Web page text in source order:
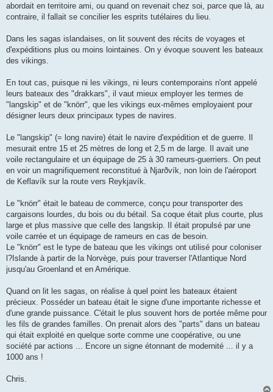
abordait en territoire ami, ou quand on revenait chez soi, parce que là, au
contraire, il fallait se concilier les esprits tutélaires du lieu.
Dans les sagas islandaises, on lit souvent des récits de voyages et
d'expéditions plus ou moins lointaines. On y évoque souvent les bateaux
des vikings.
En tout cas, puisque ni les vikings, ni leurs contemporains n'ont appelé
leurs bateaux des "drakkars", il vaut mieux employer les termes de
"langskip" et de "knörr", que les vikings eux-mêmes employaient pour
désigner leurs deux principaux types de navires.
Le "langskip" (= long navire) était le navire d'expédition et de guerre. Il
mesurait entre 15 et 25 mètres de long et 2,5 m de large. Il avait une
voile rectangulaire et un équipage de 25 à 30 rameurs-guerriers. On peut
en voir un magnifiquement reconstitué à Njarðvík, non loin de l'aéroport
de Keflavík sur la route vers Reykjavík.
Le "knörr" était le bateau de commerce, conçu pour transporter des
cargaisons lourdes, du bois ou du bétail. Sa coque était plus courte, plus
large et plus massive que celle des langskip. Il était propulsé par une
voile carrée et un équipage de rameurs en cas de besoin.
Le "knörr" est le type de bateau que les vikings ont utilisé pour coloniser
l?Islande à partir de la Norvège, puis pour traverser l'Atlantique Nord
jusqu'au Groenland et en Amérique.
Quand on lit les sagas, on réalise à quel point les bateaux étaient
précieux. Posséder un bateau était le signe d'une importante richesse et
d'une grande puissance. C'était le plus souvent hors de portée même pour
les fils de grandes familles. On prenait alors des "parts" dans un bateau
qui était exploité en quelque sorte comme une coopérative, ou une
société par actions ... Encore un signe étonnant de modernité ... il y a
1000 ans !
Chris.